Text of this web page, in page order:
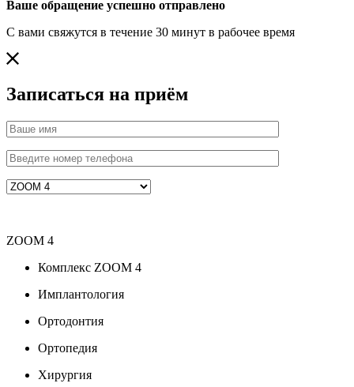
Ваше обращение успешно отправлено
С вами свяжутся в течение 30 минут в рабочее время
Записаться на приём
ZOOM 4
Комплекс ZOOM 4
Имплантология
Ортодонтия
Ортопедия
Хирургия